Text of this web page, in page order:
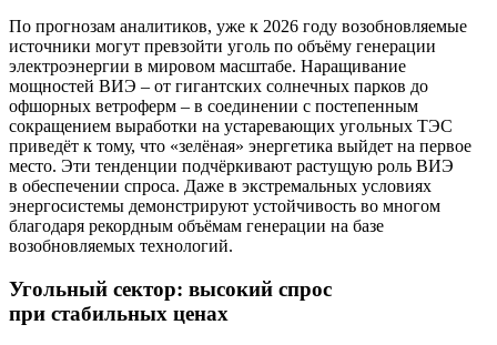
По прогнозам аналитиков, уже к 2026 году возобновляемые
источники могут превзойти уголь по объёму генерации
электроэнергии в мировом масштабе. Наращивание
мощностей ВИЭ – от гигантских солнечных парков до
офшорных ветроферм – в соединении с постепенным
сокращением выработки на устаревающих угольных ТЭС
приведёт к тому, что «зелёная» энергетика выйдет на первое
место. Эти тенденции подчёркивают растущую роль ВИЭ
в обеспечении спроса. Даже в экстремальных условиях
энергосистемы демонстрируют устойчивость во многом
благодаря рекордным объёмам генерации на базе
возобновляемых технологий.
Угольный сектор: высокий спрос
при стабильных ценах